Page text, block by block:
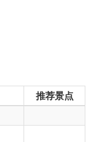
推荐景点